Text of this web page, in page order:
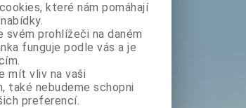
Houser Pavelkteré nám pomáhají
svém prohlížeči na daném
funguje podle vás a je
mít vliv na vaši
také nebudeme schopni
preferencí.